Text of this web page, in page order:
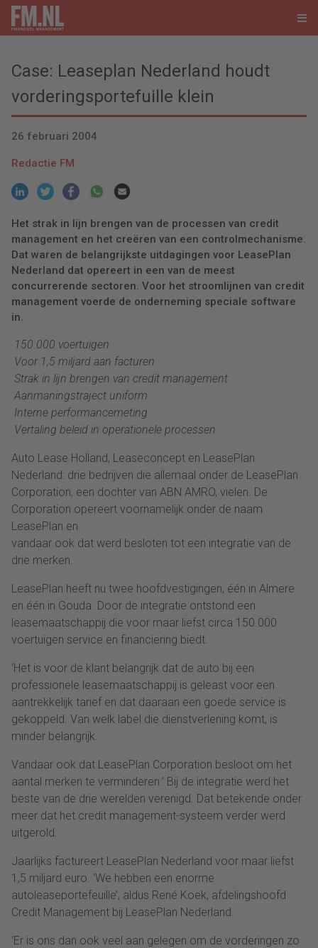
Case: Leaseplan Nederland houdt
vorderingsportefuille klein
26 februari 2004
Redactie FM
Het strak in lijn brengen van de processen van credit
management en het creëren van een controlmechanisme.
Dat waren de belangrijkste uitdagingen voor LeasePlan
Nederland dat opereert in een van de meest
concurrerende sectoren. Voor het stroomlijnen van credit
management voerde de onderneming speciale software
in.
 150.000 voertuigen
 Voor 1,5 miljard aan facturen
 Strak in lijn brengen van credit management
 Aanmaningstraject uniform
 Interne performancemeting
 Vertaling beleid in operationele processen
Auto Lease Holland, Leaseconcept en LeasePlan
Nederland: drie bedrijven die allemaal onder de LeasePlan
Corporation, een dochter van ABN AMRO, vielen. De
Corporation opereert voornamelijk onder de naam
LeasePlan en
vandaar ook dat werd besloten tot een integratie van de
drie merken.
LeasePlan heeft nu twee hoofdvestigingen, één in Almere
en één in Gouda. Door de integratie ontstond een
leasemaatschappij die voor maar liefst circa 150.000
voertuigen service en financiering biedt.
‘Het is voor de klant belangrijk dat de auto bij een
professionele leasemaatschappij is geleast voor een
aantrekkelijk tarief en dat daaraan een goede service is
gekoppeld. Van welk label die dienstverlening komt, is
minder belangrijk.
Vandaar ook dat LeasePlan Corporation besloot om het
aantal merken te verminderen.’ Bij de integratie werd het
beste van de drie werelden verenigd. Dat betekende onder
meer dat het credit management-systeem verder werd
uitgerold.
Jaarlijks factureert LeasePlan Nederland voor maar liefst
1,5 miljard euro. ‘We hebben een enorme
autoleaseportefeuille’, aldus René Koek, afdelingshoofd
Credit Management bij LeasePlan Nederland.
‘Er is ons dan ook veel aan gelegen om de vorderingen zo